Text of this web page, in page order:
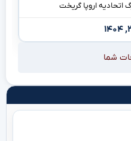
اتحادیه اروپا گریخت
شما